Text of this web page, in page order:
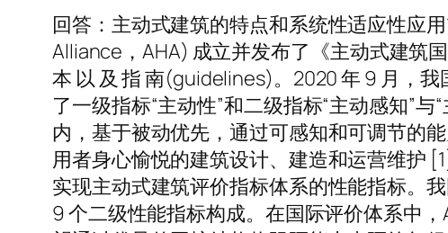
回答：主动式建筑的特点和系统性适应性应
Alliance，AHA) 成立并发布了《主动式建筑
本 以 及 指 南(guidelines)。2020 年 9 月，
了一级指标“主动性”和二级指标“主动感知”
内，基于被动优先，通过可感知和可调节的
用者身心愉悦的建筑设计、建造和运营维护
实现主动式建筑评价指标体系的性能指标。
9 个二级性能指标构成。在国际评价体系中